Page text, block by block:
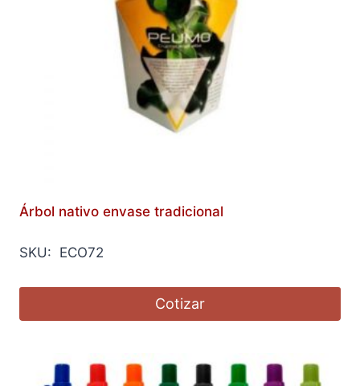
Árbol nativo envase tradicional
SKU: ECO72
Cotizar